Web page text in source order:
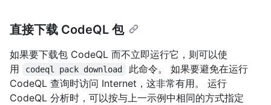
直接下载 CodeQL 包
如果要下载包 CodeQL 而不立即运行它，则可以使
用
codeql pack download
此命令。 如果要避免在运行
CodeQL 查询时访问 Internet，这非常有用。 运行
CodeQL 分析时，可以按与上一示例中相同的方式指定